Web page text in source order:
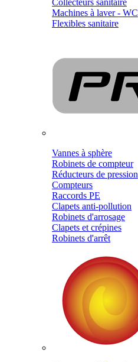
Collecteurs sanitaire
Machines à laver - WC
Flexibles sanitaire
Vannes à sphère
Robinets de compteur
Réducteurs de pression
Compteurs
Raccords PE
Clapets anti-pollution
Robinets d'arrosage
Clapets et crépines
Robinets d'arrêt